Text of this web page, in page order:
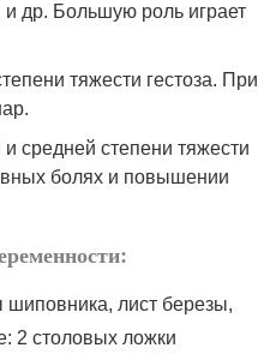
и др. Большую роль играет
тяжести гестоза. При
средней степени тяжести
болях и повышении
лист березы,
2 столовых ложки